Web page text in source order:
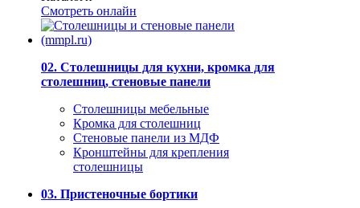
Смотреть онлайн
02. Столешницы для кухни, кромка для
столешниц, стеновые панели
Столешницы мебельные
Кромка для столешниц
Стеновые панели из МДФ
Кронштейны для крепления
столешницы
03. Пристеночные бортики